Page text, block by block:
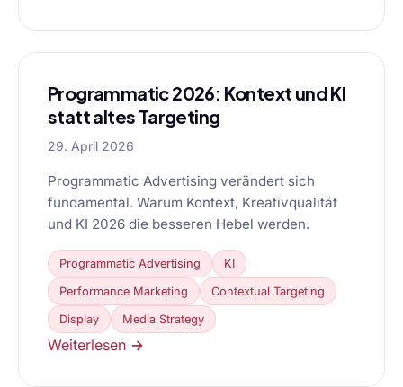
Programmatic 2026: Kontext und KI
statt altes Targeting
29. April 2026
Programmatic Advertising verändert sich
fundamental. Warum Kontext, Kreativqualität
und KI 2026 die besseren Hebel werden.
Programmatic Advertising KI
Performance Marketing Contextual Targeting
Display Media Strategy
Weiterlesen →